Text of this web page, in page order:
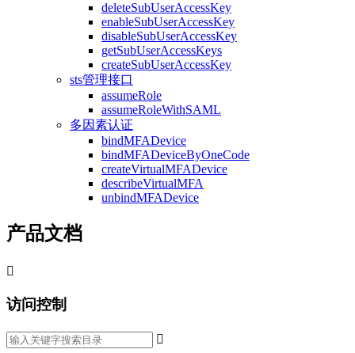
deleteSubUserAccessKey
enableSubUserAccessKey
disableSubUserAccessKey
getSubUserAccessKeys
createSubUserAccessKey
sts管理接口
assumeRole
assumeRoleWithSAML
多因素认证
bindMFADevice
bindMFADeviceByOneCode
createVirtualMFADevice
describeVirtualMFA
unbindMFADevice
产品文档

访问控制
